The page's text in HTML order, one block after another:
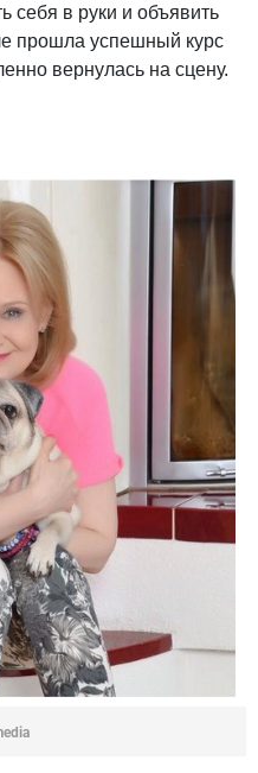
себя в руки и объявить
прошла успешный курс
вернулась на сцену.